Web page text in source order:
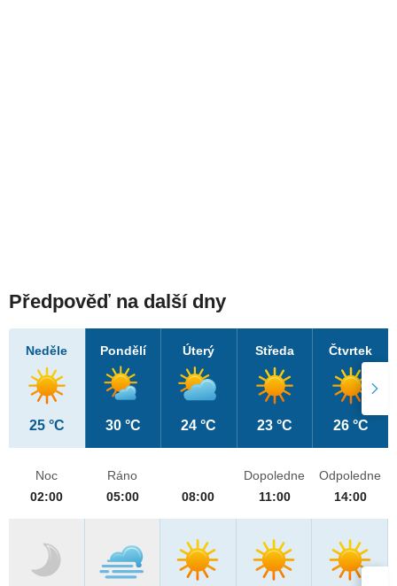
Předpověď na další dny
Neděle
25 °C
Pondělí
30 °C
Úterý
24 °C
Středa
23 °C
Čtvrtek
26 °C
Noc
02:00
Ráno
05:00
08:00
Dopoledne
11:00
Odpoledne
14:00